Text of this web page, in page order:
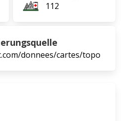
112
donnees/cartes/topo